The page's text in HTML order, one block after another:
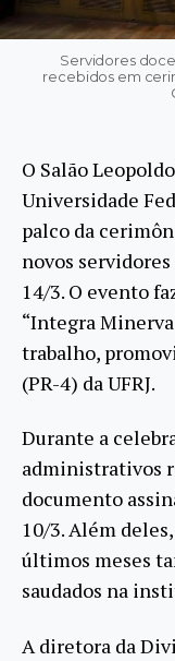
Servidores
recebidos em
O Salão
Universidade
palco da
novos
14/3. O evento
“Integra
trabalho,
(PR-4) da UFRJ.
Durante a
administrativos
documento
10/3. Além
últimos meses
saudados na
A diretora da